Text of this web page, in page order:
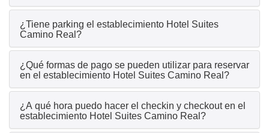
¿Tiene parking el establecimiento Hotel Suites
Camino Real?
¿Qué formas de pago se pueden utilizar para reservar
en el establecimiento Hotel Suites Camino Real?
¿A qué hora puedo hacer el checkin y checkout en el
establecimiento Hotel Suites Camino Real?